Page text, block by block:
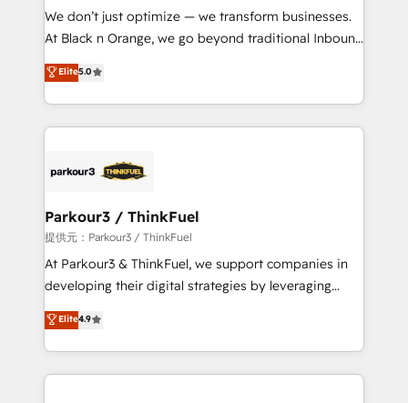
Développement des interfaces avec vos logiciels
métiers ⚙️ Configuration de la plateforme HubSpot
Book Process & Guidelines utilisateurs 🎓
Formations des utilisateurs
We don’t just optimize — we transform businesses.
At Black n Orange, we go beyond traditional Inbound
Marketing with our exclusive methodologies:
BOOMS and BOOST. Together, they form a powerful
combination that has driven success for over 800
businesses worldwide. As Elite HubSpot Partners, we
strategies that integrate data-driven marketing,
companies scale faster and smarter. 🔹 BOOMS:
Demand generation for all your buyers With BOOMS,
you invest in 100% of your buyers, accelerating your
growth and positioning yourself as an undisputed
transformation process A methodology designed to
implement HubSpot effectively and optimize your
Elite5.0
Parkour3 / ThinkFuel
提供元：Parkour3 / ThinkFuel
At Parkour3 & ThinkFuel, we support companies in
developing their digital strategies by leveraging
technologies and automating their marketing and
sales processes to generate growth. Our offer spans
from Strategy to Operations. We specialize in CRM
onboarding and implementation, web design, sales
Elite4.9